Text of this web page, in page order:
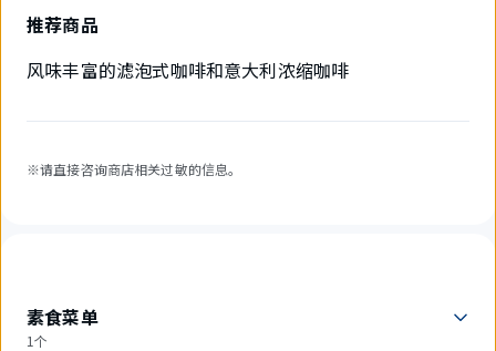
推荐商品
风味丰富的滤泡式咖啡和意大利浓缩咖啡
※请直接咨询商店相关过敏的信息。
素食菜单
1个